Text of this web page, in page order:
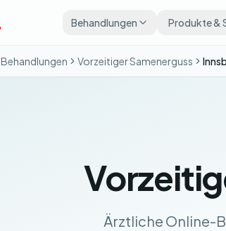
Behandlungen
Produkte &
Behandlungen Vorzeitiger Samenerguss
Ärztliche Online-